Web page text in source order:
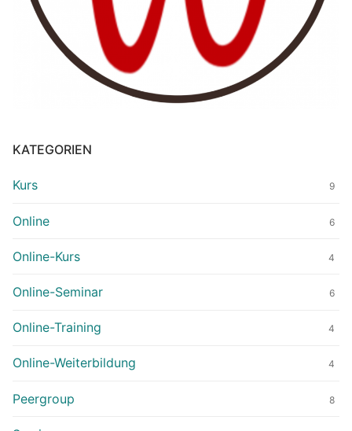
KATEGORIEN
Kurs 9
Online 6
Online-Kurs 4
Online-Seminar 6
Online-Training 4
Online-Weiterbildung 4
Peergroup 8